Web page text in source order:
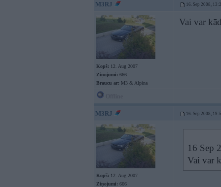
M3RJ 16. Sep 2008,
Kopš: 12. Aug 2007
Ziņojumi: 666
Braucu ar: M3 & Alpina
Vai var
M3RJ 16. Sep 2008,
Kopš: 12. Aug 2007
Ziņojumi: 666
16 Sep
Vai var